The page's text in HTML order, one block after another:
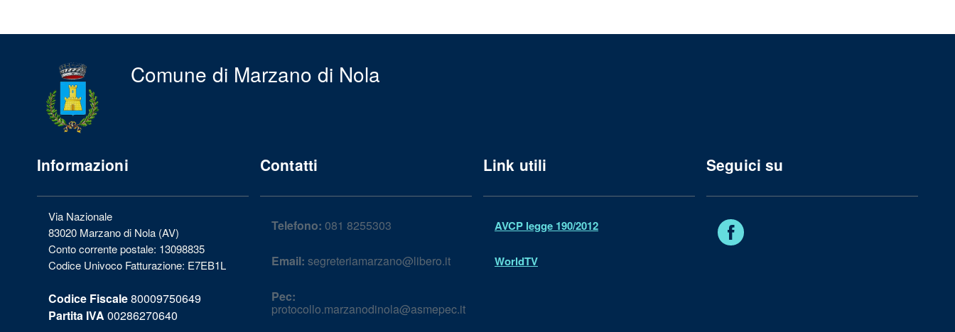
Comune di Marzano di Nola
Informazioni
Via Nazionale
83020 Marzano di Nola (AV)
Conto corrente postale: 13098835
Codice Univoco Fatturazione: E7EB1L
Codice Fiscale80009750649
Partita IVA 00286270640
Contatti
Telefono: 081 8255303
Email: segreteriamarzano@libero.it
Pec:
protocollo.marzanodinola@asmepec.it
Link utili
AVCP legge 190/2012
WorldTV
Seguici su